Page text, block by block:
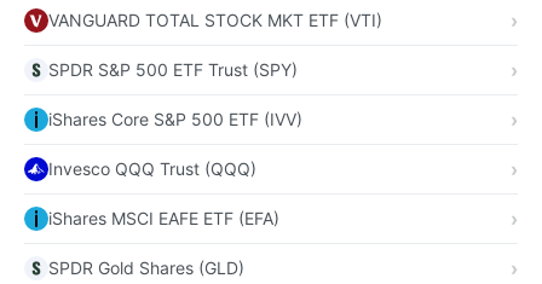
VANGUARD TOTAL STOCK MKT ETF (VTI)
SPDR S&P 500 ETF Trust (SPY)
iShares Core S&P 500 ETF (IVV)
Invesco QQQ Trust (QQQ)
iShares MSCI EAFE ETF (EFA)
SPDR Gold Shares (GLD)